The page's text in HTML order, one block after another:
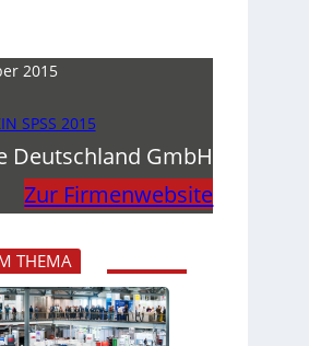
2015
SPSS 2015
Deutschland GmbH
Zur Firmenwebsite
THEMA